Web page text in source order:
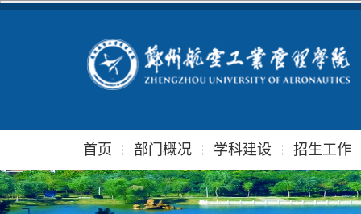
首页 部门概况 学科建设 招生工作